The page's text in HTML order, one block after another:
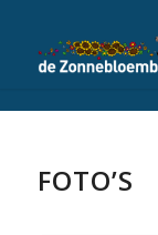
FOTO’S